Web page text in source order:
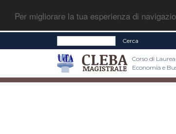
Per migliorare la tua esperienza di
Cerca
Corso di
Economia e